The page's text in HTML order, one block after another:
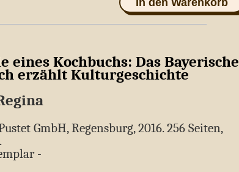
In den Warenkorb
eines Kochbuchs: Das Bayerische
erzählt Kulturgeschichte
GmbH, Regensburg, 2016. 256 Seiten,
-